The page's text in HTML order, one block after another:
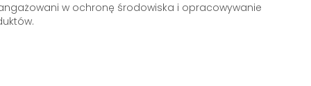
w ochronę środowiska i opracowywanie